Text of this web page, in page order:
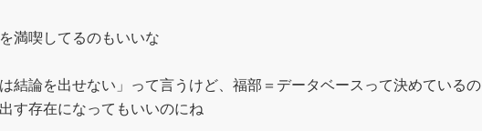
満喫してるのもいいな
結論を出せない」って言うけど、福部＝データベースって決めているの
す存在になってもいいのにね